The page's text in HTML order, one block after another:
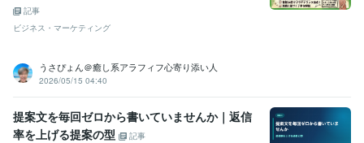
記事
ビジネス・マーケティング
うさぴょん＠癒し系アラフィフ心寄り添い人
2026/05/15 04:40
提案文を毎回ゼロから書いていませんか｜返信
率を上げる提案の型
記事